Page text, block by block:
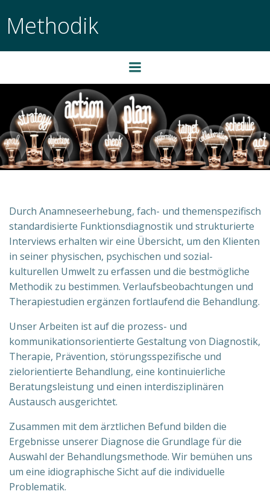
Methodik
Durch Anamneseerhebung, fach- und themenspezifisch
standardisierte Funktionsdiagnostik und strukturierte
Interviews erhalten wir eine Übersicht, um den Klienten
in seiner physischen, psychischen und sozial-
kulturellen Umwelt zu erfassen und die bestmögliche
Methodik zu bestimmen. Verlaufsbeobachtungen und
Therapiestudien ergänzen fortlaufend die Behandlung.
Unser Arbeiten ist auf die prozess- und
kommunikationsorientierte Gestaltung von Diagnostik,
Therapie, Prävention, störungsspezifische und
zielorientierte Behandlung, eine kontinuierliche
Beratungsleistung und einen interdisziplinären
Austausch ausgerichtet.
Zusammen mit dem ärztlichen Befund bilden die
Ergebnisse unserer Diagnose die Grundlage für die
Auswahl der Behandlungsmethode. Wir bemühen uns
um eine idiographische Sicht auf die individuelle
Problematik.